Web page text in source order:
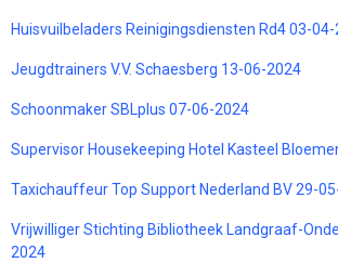
Huisvuilbeladers Reinigingsdiensten Rd4 03-
Jeugdtrainers V.V. Schaesberg 13-06-2024
Schoonmaker SBLplus 07-06-2024
Supervisor Housekeeping Hotel Kasteel
Taxichauffeur Top Support Nederland BV 29-
Vrijwilliger Stichting Bibliotheek Landgraaf-
2024